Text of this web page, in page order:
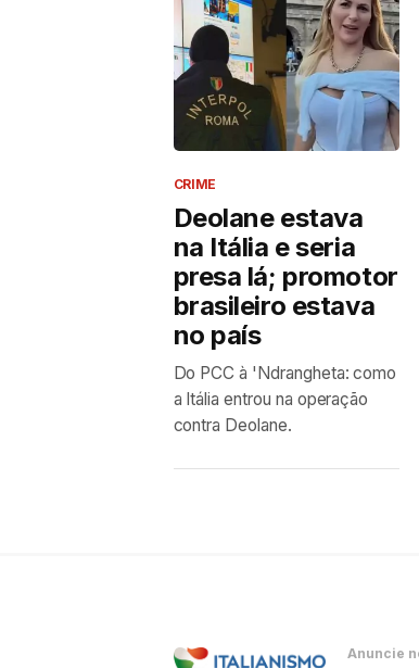
CRIME
Deolane estava
na Itália e seria
presa lá; promotor
brasileiro estava
no país
Do PCC à 'Ndrangheta: como
a Itália entrou na operação
contra Deolane.
Anuncie